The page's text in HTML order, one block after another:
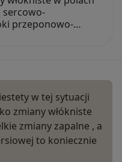
sercowo-
przeponowo-…
w tej sytuacji
zmiany włókniste
zmiany zapalne , a
to koniecznie